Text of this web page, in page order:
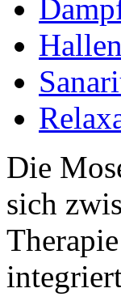
Die
sich